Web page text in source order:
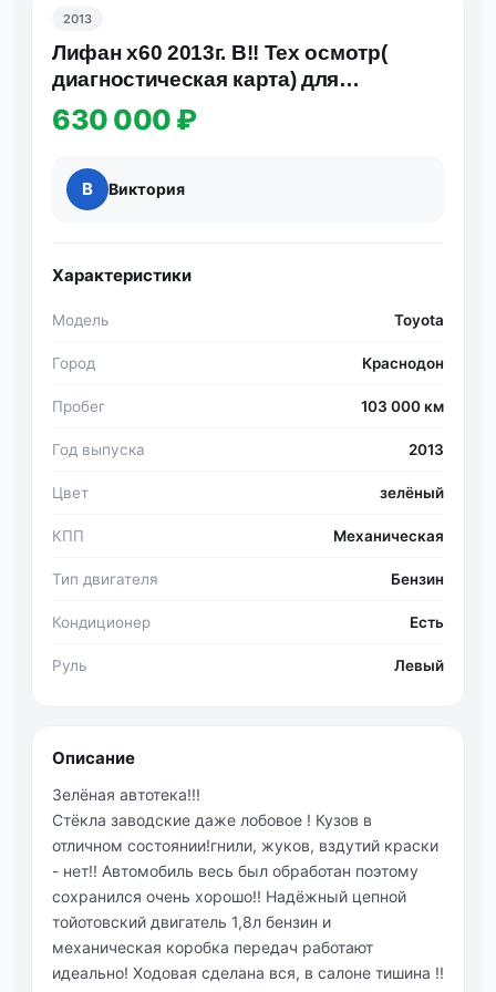
2013
Лифан х60 2013г. В!! Тех осмотр(
диагностическая карта) для
постановки на учёт пройден!!
630 000 ₽
В Виктория
Характеристики
Модель Toyota
Город Краснодон
Пробег 103 000 км
Год выпуска 2013
Цвет зелёный
КПП Механическая
Тип двигателя Бензин
Кондиционер Есть
Руль Левый
Описание
Зелёная автотека!!!
Стёкла заводские даже лобовое ! Кузов в
отличном состоянии!гнили, жуков, вздутий краски
- нет!! Автомобиль весь был обработан поэтому
сохранился очень хорошо!! Надёжный цепной
тойотовский двигатель 1,8л бензин и
механическая коробка передач работают
идеально! Ходовая сделана вся, в салоне тишина !!